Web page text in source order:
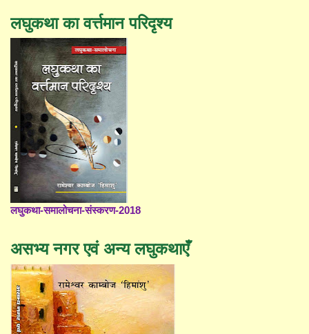
लघुकथा का वर्त्तमान परिदृश्य
लघुकथा-समालोचना-संस्करण-2018
असभ्य नगर एवं अन्य लघुकथाएँ